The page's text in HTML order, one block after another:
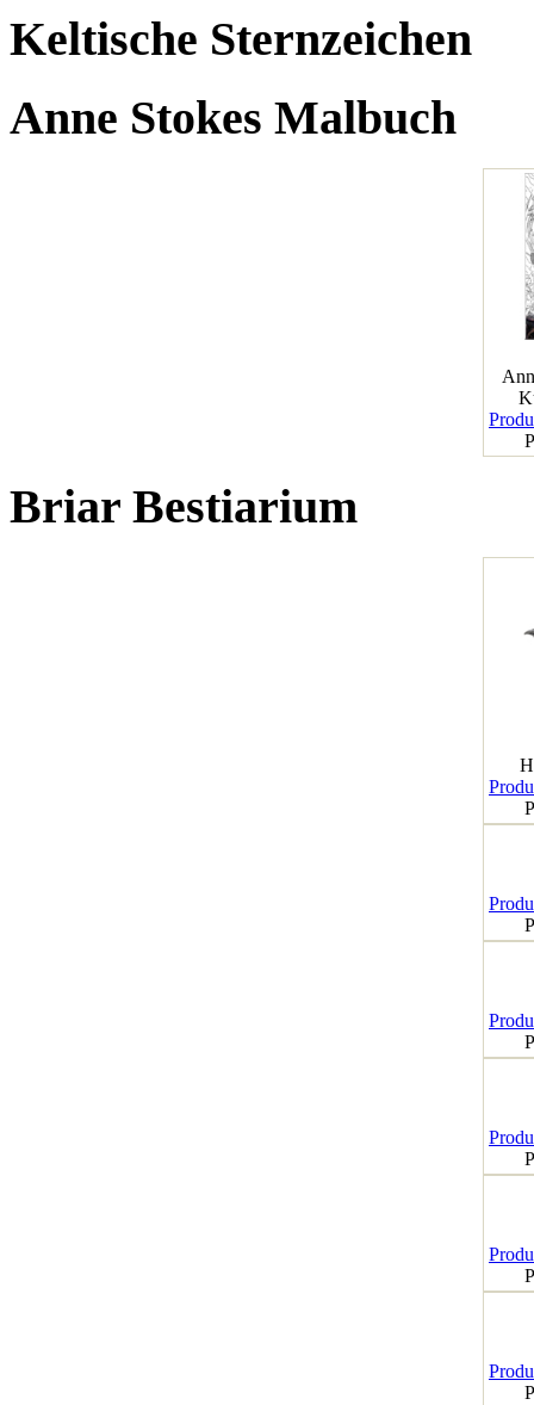
Keltische Sternzeichen
Anne Stokes Malbuch
Briar Bestiarium